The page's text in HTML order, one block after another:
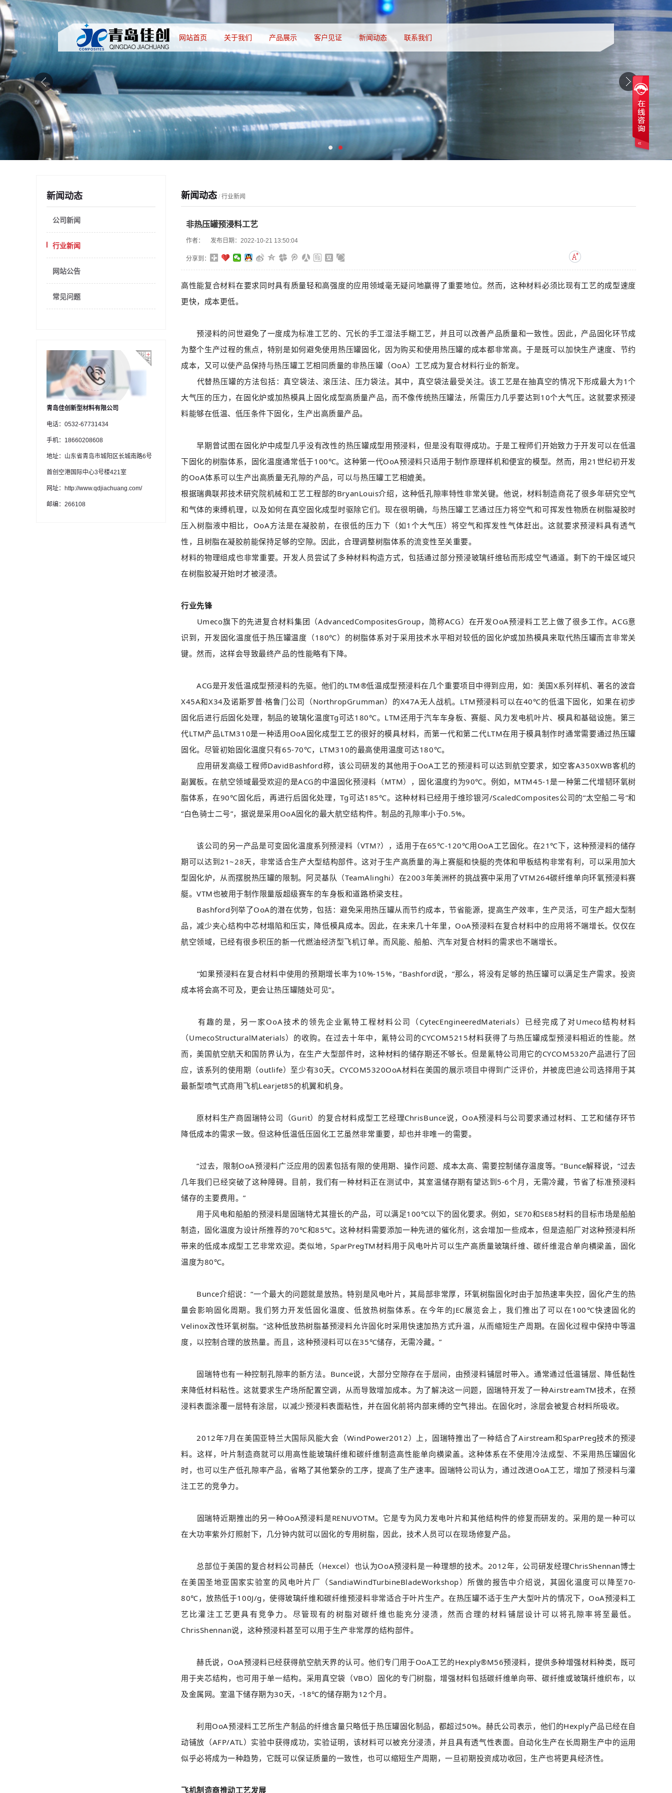
网站首页 关于我们 产品展示 客户见证 新闻动态 联系我们
新闻动态
公司新闻
行业新闻
网站公告
常见问题
青岛佳创新型材料有限公司
电话：0532-67731434
手机：18660208608
地址：山东省青岛市城阳区长城南路6号
首创空港国际中心3号楼421室
网址：http://www.qdjiachuang.com/
邮编：266108
新闻动态 / 行业新闻
非热压罐预浸料工艺
作者： 发布日期： 2022-10-21 13:50:04
分享到：
高性能复合材料在要求同时具有质量轻和高强度的应用领域毫无疑问地赢得了重要地位。然而，这种材料必须比现有工艺的成型速度
更快，成本更低。
预浸料的问世避免了一度成为标准工艺的、冗长的手工湿法手糊工艺，并且可以改善产品质量和一致性。因此，产品固化环节成
为整个生产过程的焦点，特别是如何避免使用热压罐固化，因为购买和使用热压罐的成本都非常高。于是既可以加快生产速度、节约
成本，又可以使产品保持与热压罐工艺相同质量的非热压罐（OoA）工艺成为复合材料行业的新宠。
代替热压罐的方法包括：真空袋法、滚压法、压力袋法。其中，真空袋法最受关注。该工艺是在抽真空的情况下形成最大为1个
大气压的压力，在固化炉或加热模具上固化成型高质量产品，而不像传统热压罐法，所需压力几乎要达到10个大气压。这就要求预浸
料能够在低温、低压条件下固化，生产出高质量产品。
早期曾试图在固化炉中成型几乎没有改性的热压罐成型用预浸料，但是没有取得成功。于是工程师们开始致力于开发可以在低温
下固化的树脂体系，固化温度通常低于100℃。这种第一代OoA预浸料只适用于制作原理样机和便宜的模型。然而，用21世纪初开发
的OoA体系可以生产出高质量无孔隙的产品，可以与热压罐工艺相媲美。
根据瑞典联邦技术研究院机械和工艺工程部的BryanLouis介绍，这种低孔隙率特性非常关键。他说，材料制造商花了很多年研究空气
和气体的束缚机理，以及如何在真空固化成型时驱除它们。现在很明确，与热压罐工艺通过压力将空气和可挥发性物质在树脂凝胶时
压入树脂液中相比，OoA方法是在凝胶前，在很低的压力下（如1个大气压）将空气和挥发性气体赶出。这就要求预浸料具有透气
性，且树脂在凝胶前能保持足够的空隙。因此，合理调整树脂体系的流变性至关重要。
材料的物理组成也非常重要。开发人员尝试了多种材料构造方式，包括通过部分预浸玻璃纤维毡而形成空气通道。剩下的干燥区域只
在树脂胶凝开始时才被浸渍。
行业先锋
Umeco旗下的先进复合材料集团（AdvancedCompositesGroup，简称ACG）在开发OoA预浸料工艺上做了很多工作。ACG意
识到，开发固化温度低于热压罐温度（180℃）的树脂体系对于采用技术水平相对较低的固化炉或加热模具来取代热压罐而言非常关
键。然而，这样会导致最终产品的性能略有下降。
ACG是开发低温成型预浸料的先驱。他们的LTM®低温成型预浸料在几个重要项目中得到应用，如：美国X系列样机、著名的波音
X45A和X34及诺斯罗普·格鲁门公司（NorthropGrumman）的X47A无人战机。LTM预浸料可以在40℃的低温下固化，如果在初步
固化后进行后固化处理，制品的玻璃化温度Tg可达180℃。LTM还用于汽车车身板、赛艇、风力发电机叶片、模具和基础设施。第三
代LTM产品LTM310是一种适用OoA固化成型工艺的很好的模具材料，而第一代和第二代LTM在用于模具制作时通常需要通过热压罐
固化。尽管初始固化温度只有65-70℃，LTM310的最高使用温度可达180℃。
应用研发高级工程师DavidBashford称，该公司研发的其他用于OoA工艺的预浸料可以达到航空要求，如空客A350XWB客机的
副翼板。在航空领域最受欢迎的是ACG的中温固化预浸料（MTM），固化温度约为90℃。例如，MTM45-1是一种第二代增韧环氧树
脂体系，在90℃固化后，再进行后固化处理，Tg可达185℃。这种材料已经用于维珍银河/ScaledComposites公司的“太空船二号”和
“白色骑士二号”，据说是采用OoA固化的最大航空结构件。制品的孔隙率小于0.5%。
该公司的另一产品是可变固化温度系列预浸料（VTM?），适用于在65℃-120℃用OoA工艺固化。在21℃下，这种预浸料的储存
期可以达到21~28天，非常适合生产大型结构部件。这对于生产高质量的海上赛艇和快艇的壳体和甲板结构非常有利，可以采用加大
型固化炉，从而摆脱热压罐的限制。阿灵基队（TeamAlinghi）在2003年美洲杯的挑战赛中采用了VTM264碳纤维单向环氧预浸料赛
艇。VTM也被用于制作限量版超级赛车的车身板和道路桥梁支柱。
Bashford列举了OoA的潜在优势，包括：避免采用热压罐从而节约成本，节省能源，提高生产效率，生产灵活，可生产超大型制
品，减少夹心结构中芯材塌陷和压实，降低模具成本。因此，在未来几十年里，OoA预浸料在复合材料中的应用将不端增长。仅仅在
航空领域，已经有很多积压的新一代燃油经济型飞机订单。而风能、船舶、汽车对复合材料的需求也不端增长。
“如果预浸料在复合材料中使用的预期增长率为10%-15%，”Bashford说，“那么，将没有足够的热压罐可以满足生产需求。投资
成本将会高不可及，更会让热压罐随处可见”。
有趣的是，另一家OoA技术的领先企业氰特工程材料公司（CytecEngineeredMaterials）已经完成了对Umeco结构材料
（UmecoStructuralMaterials）的收购。在过去十年中，氰特公司的CYCOM5215材料获得了与热压罐成型预浸料相近的性能。然
而，美国航空航天和国防界认为，在生产大型部件时，这种材料的储存期还不够长。但是氰特公司用它的CYCOM5320产品进行了回
应，该系列的使用期（outlife）至少有30天。CYCOM5320OoA材料在美国的展示项目中得到广泛评价，并被庞巴迪公司选择用于其
最新型喷气式商用飞机Learjet85的机翼和机身。
原材料生产商固瑞特公司（Gurit）的复合材料成型工艺经理ChrisBunce说，OoA预浸料与公司要求通过材料、工艺和储存环节
降低成本的需求一致。但这种低温低压固化工艺虽然非常重要，却也并非唯一的需要。
“过去，限制OoA预浸料广泛应用的因素包括有限的使用期、操作问题、成本太高、需要控制储存温度等。”Bunce解释说，“过去
几年我们已经突破了这种障碍。目前，我们有一种材料正在测试中，其室温储存期有望达到5-6个月，无需冷藏，节省了标准预浸料
储存的主要费用。”
用于风电和船舶的预浸料是固瑞特尤其擅长的产品，可以满足100℃以下的固化要求。例如，SE70和SE85材料的目标市场是船舶
制造，固化温度为设计所推荐的70℃和85℃。这种材料需要添加一种先进的催化剂，这会增加一些成本，但是造船厂对这种预浸料所
带来的低成本成型工艺非常欢迎。类似地，SparPregTM材料用于风电叶片可以生产高质量玻璃纤维、碳纤维混合单向横梁盖，固化
温度为80℃。
Bunce介绍说：“一个最大的问题就是放热。特别是风电叶片，其局部非常厚，环氧树脂固化时由于加热速率失控，固化产生的热
量会影响固化周期。我们努力开发低固化温度、低放热树脂体系。在今年的JEC展览会上，我们推出了可以在100℃快速固化的
Velinox改性环氧树脂。”这种低放热树脂基预浸料允许固化时采用快速加热方式升温，从而缩短生产周期。在固化过程中保持中等温
度，以控制合理的放热量。而且，这种预浸料可以在35℃储存，无需冷藏。”
固瑞特也有一种控制孔隙率的新方法。Bunce说，大部分空隙存在于层间，由预浸料铺层时带入。通常通过低温铺层、降低黏性
来降低材料粘性。这就要求生产场所配置空调，从而导致增加成本。为了解决这一问题，固瑞特开发了一种AirstreamTM技术，在预
浸料表面涂覆一层特有涂层，以减少预浸料表面粘性，并在固化前将内部束缚的空气排出。在固化时，涂层会被复合材料所吸收。
2012年7月在美国亚特兰大国际风能大会（WindPower2012）上，固瑞特推出了一种结合了Airstream和SparPreg技术的预浸
料。这样，叶片制造商就可以用高性能玻璃纤维和碳纤维制造高性能单向横梁盖。这种体系在不使用冷法成型、不采用热压罐固化
时，也可以生产低孔隙率产品，省略了其他繁杂的工序，提高了生产速率。固瑞特公司认为，通过改进OoA工艺，增加了预浸料与灌
注工艺的竞争力。
固瑞特近期推出的另一种OoA预浸料是RENUVOTM。它是专为风力发电叶片和其他结构件的修复而研发的。采用的是一种可以
在大功率紫外灯照射下，几分钟内就可以固化的专用树脂，因此，技术人员可以在现场修复产品。
总部位于美国的复合材料公司赫氏（Hexcel）也认为OoA预浸料是一种理想的技术。2012年，公司研发经理ChrisShennan博士
在美国圣地亚国家实验室的风电叶片厂（SandiaWindTurbineBladeWorkshop）所做的报告中介绍说，其固化温度可以降至70-
80℃，放热低于100J/g，使得玻璃纤维和碳纤维预浸料非常适合于叶片生产。在热压罐不适于生产大型叶片的情况下，OoA预浸料工
艺比灌注工艺更具有竞争力。尽管现有的树脂对碳纤维也能充分浸渍，然而合理的材料铺层设计可以将孔隙率将至最低。
ChrisShennan说，这种预浸料甚至可以用于生产非常厚的结构部件。
赫氏说，OoA预浸料已经获得航空航天界的认可。他们专门用于OoA工艺的Hexply®M56预浸料，提供多种增强材料种类，既可
用于夹芯结构，也可用于单一结构。采用真空袋（VBO）固化的专门树脂，增强材料包括碳纤维单向带、碳纤维或玻璃纤维织布，以
及金属网。室温下储存期为30天，-18℃的储存期为12个月。
利用OoA预浸料工艺所生产制品的纤维含量只略低于热压罐固化制品，都超过50%。赫氏公司表示，他们的Hexply产品已经在自
动铺放（AFP/ATL）实验中获得成功，实验证明，该材料可以被充分浸渍，并且具有透气性表面。自动化生产在长周期生产中的运用
似乎必将成为一种趋势，它既可以保证质量的一致性，也可以缩短生产周期，一旦初期投资成功收回，生产也将更具经济性。
飞机制造商推动工艺发展